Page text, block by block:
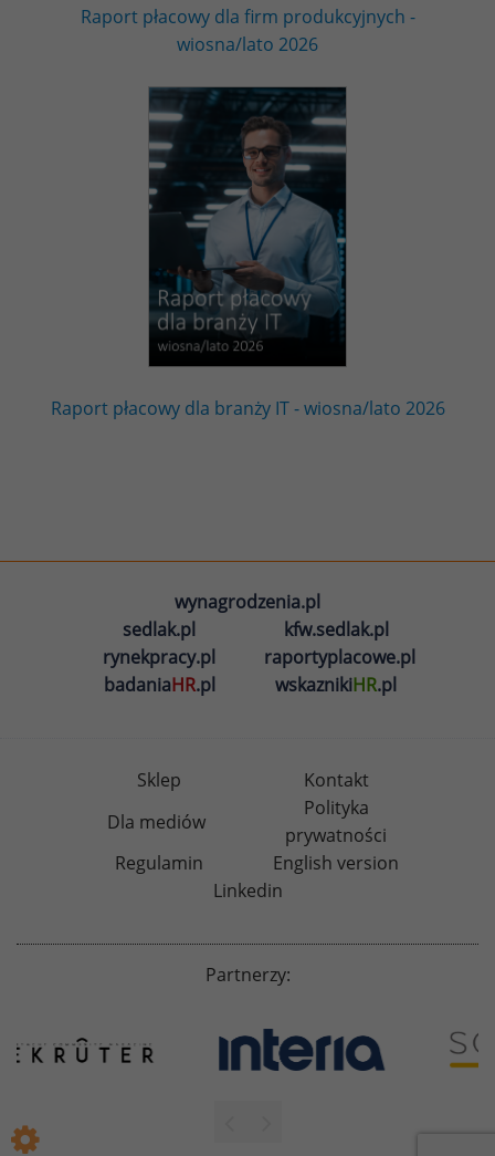
Raport płacowy dla firm produkcyjnych -
wiosna/lato 2026
Raport płacowy dla branży IT - wiosna/lato 2026
wynagrodzenia.pl
sedlak.pl
kfw.sedlak.pl
rynekpracy.pl
raportyplacowe.pl
badaniaHR.pl wskaznikiHR.pl
Sklep
Kontakt
Dla mediów
Polityka
prywatności
Regulamin
English version
Linkedin
Partnerzy: